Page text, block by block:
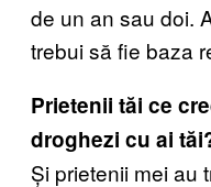
de un an sau doi.
trebui să fie baza
Prietenii tăi ce
droghezi cu ai
Și prietenii mei au